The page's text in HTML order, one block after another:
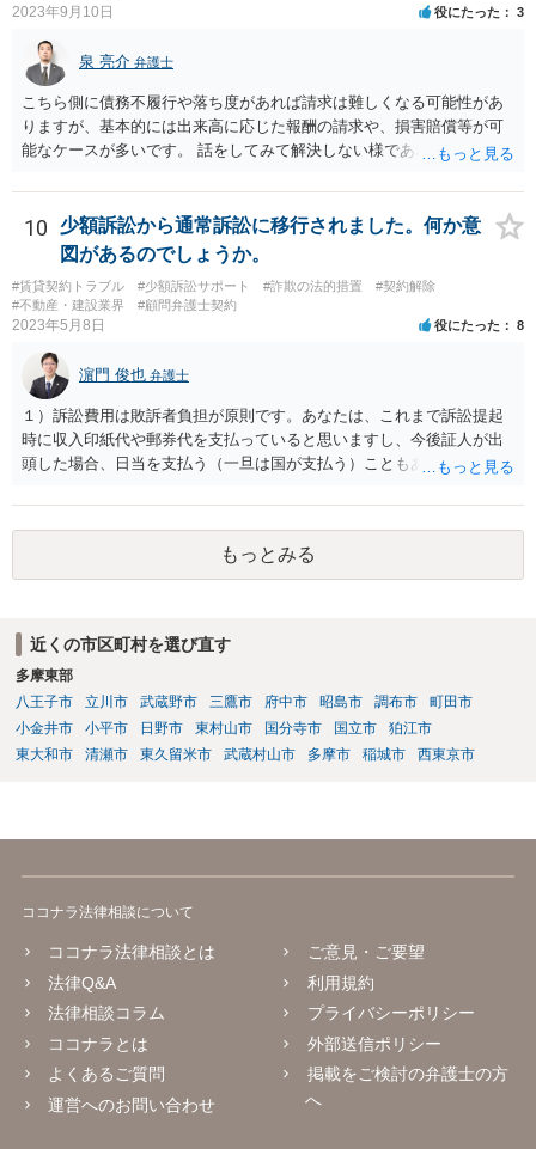
2023年9月10日 役にたった 3
泉 亮介 弁護士
こちら側に債務不履行や落ち度があれば請求は難しくなる可能性があ
りますが、基本的には出来高に応じた報酬の請求や、損害賠償等が可
能なケースが多いです。 話をしてみて解決しない様であれば弁護士を
10
少額訴訟から通常訴訟に移行されました。何か意
図があるのでしょうか。
#賃貸契約トラブル #少額訴訟サポート #詐欺の法的措置
#契約解除
#不動産・建設業界
#顧問弁護士契約
2023年5月8日 役にたった 8
濵門 俊也 弁護士
１）訴訟費用は敗訴者負担が原則です。あなたは、これまで訴訟提起
時に収入印紙代や郵券代を支払っていると思いますし、今後証人が出
頭した場合、日当を支払う（一旦は国が支払う）こともあり得ます。
期日以降になるのでしょう。 ３）第１回口頭弁論期日は、答弁書を提
出していれば擬制陳述が認められます。ご指摘のとおり、第２回以降
を想定しています。ご存じかと思いますが、裁判費用と訴訟費用は異
なります。 ４）あなたの請求内容次第です。費用度外視で代理人弁護
弁護士を付けることを検討すべきかもしれません。 ５）副次的な理由
としてはあり得ないわけではないですが、単純にあなたの請求を認め
ていないのだと思います。
もっとみる
近くの市区町村を選び直す
多摩東部
八王子市
立川市 武蔵野市 三鷹市 府中市 昭島市 調布市
町田市
小金井市
小平市 日野市 東村山市 国分寺市 国立市
狛江市
東大和市
清瀬市 東久留米市 武蔵村山市 多摩市 稲城市 西東京市
ココナラ法律相談について
ココナラ法律相談とは
法律Q&A
法律相談コラム
ココナラとは
よくあるご質問
運営へのお問い合わせ
ご意見・ご要望
利用規約
プライバシーポリシー
外部送信ポリシー
掲載をご検討の弁護士の方
へ